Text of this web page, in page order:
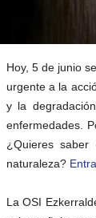
Hoy, 5 de junio
urgente a la
y la
enfermedades.
¿Quieres
naturaleza?
La OSI